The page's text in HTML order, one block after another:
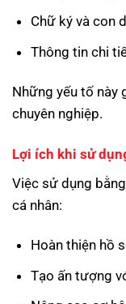
Chữ ký và con
Thông tin chi
Những yếu tố này
chuyên nghiệp.
Lợi ích khi sử
Việc sử dụng
cá nhân:
Hoàn thiện hồ
Tạo ấn tượng